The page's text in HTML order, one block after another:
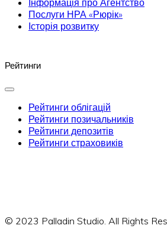
Послуги НРА «Рюрік»
Історія розвитку
Рейтинги
Рейтинги облігацій
Рейтинги позичальників
Рейтинги депозитів
Рейтинги страховиків
© 2023 Palladin Studio. All Rights